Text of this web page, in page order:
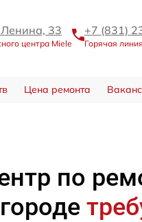
33
центра Miele
+7 (831)
Горячая линия
Цена ремонта
по